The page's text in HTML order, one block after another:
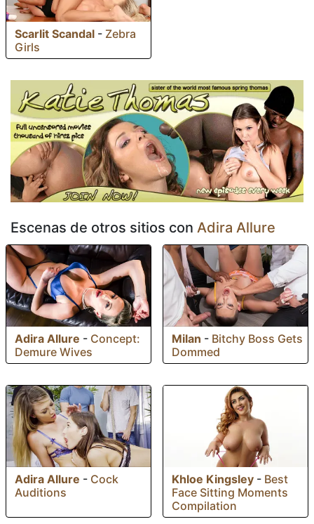
Scarlit Scandal - Zebra
Girls
Escenas de otros sitios con Adira Allure
Adira Allure - Concept:
Demure Wives
Milan - Bitchy Boss Gets
Dommed
Adira Allure - Cock
Auditions
Khloe Kingsley - Best
Face Sitting Moments
Compilation